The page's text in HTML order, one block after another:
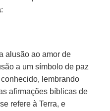
:
alusão ao amor de
a um símbolo de paz
lembrando
afirmações bíblicas de
refere à Terra, e